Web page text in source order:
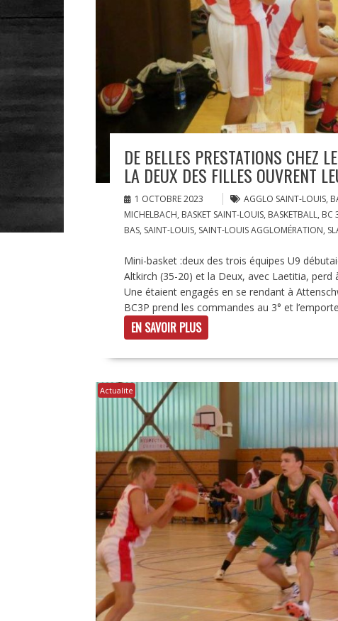
DE BELLES PRESTATIONS CHEZ
LA DEUX DES FILLES OUVRENT
1 OCTOBRE 2023 AGGLO SAINT-LOUIS,
MICHELBACH, BASKET SAINT-LOUIS, BASKETBALL, BC
BAS, SAINT-LOUIS, SAINT-LOUIS AGGLOMÉRATION,
Mini-basket :deux des trois équipes U9
Altkirch (35-20) et la Deux, avec Laetitia, perd
Une étaient engagés en se rendant à
BC3P prend les commandes au 3° et
EN SAVOIR PLUS
Actualite